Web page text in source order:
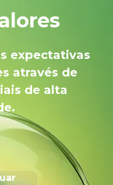
expectativas
através de
de alta